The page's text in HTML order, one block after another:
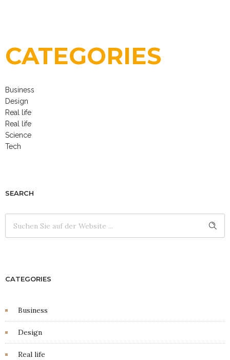
CATEGORIES
Business
Design
Real life
Real life
Science
Tech
SEARCH
CATEGORIES
Business
Design
Real life